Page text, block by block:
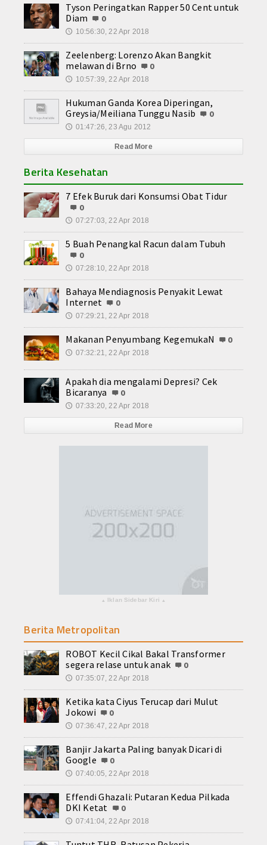
Tyson Peringatkan Rapper 50 Cent untuk
Diam
0
🕔 10:56:30, 22 Apr 2018
Zeelenberg: Lorenzo Akan Bangkit
melawan di Brno
0
🕔 10:57:39, 22 Apr 2018
Hukuman Ganda Korea Diperingan,
Greysia/Meiliana Tunggu Nasib
0
🕔 01:47:26, 23 Agu 2012
Read More
Berita Kesehatan
7 Efek Buruk dari Konsumsi Obat Tidur
0
🕔 07:27:03, 22 Apr 2018
5 Buah Penangkal Racun dalam Tubuh
0
🕔 07:28:10, 22 Apr 2018
Bahaya Mendiagnosis Penyakit Lewat
Internet
0
🕔 07:29:21, 22 Apr 2018
Makanan Penyumbang KegemukaN 0
🕔 07:32:21, 22 Apr 2018
Apakah dia mengalami Depresi? Cek
Bicaranya
0
🕔 07:33:20, 22 Apr 2018
Read More
▴ Iklan Sidebar Kiri ▴
Berita Metropolitan
ROBOT Kecil Cikal Bakal Transformer
segera relase untuk anak
0
🕔 07:35:07, 22 Apr 2018
Ketika kata Ciyus Terucap dari Mulut
Jokowi
0
🕔 07:36:47, 22 Apr 2018
Banjir Jakarta Paling banyak Dicari di
Google
0
🕔 07:40:05, 22 Apr 2018
Effendi Ghazali: Putaran Kedua Pilkada
DKI Ketat
0
🕔 07:41:04, 22 Apr 2018